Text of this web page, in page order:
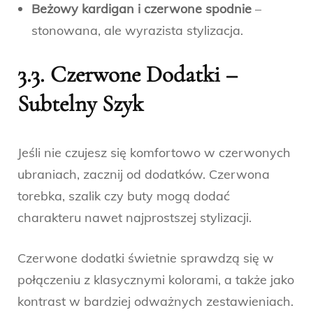
Beżowy kardigan i czerwone spodnie –
stonowana, ale wyrazista stylizacja.
3.3. Czerwone Dodatki –
Subtelny Szyk
Jeśli nie czujesz się komfortowo w czerwonych
ubraniach, zacznij od dodatków. Czerwona
torebka, szalik czy buty mogą dodać
charakteru nawet najprostszej stylizacji.
Czerwone dodatki świetnie sprawdzą się w
połączeniu z klasycznymi kolorami, a także jako
kontrast w bardziej odważnych zestawieniach.